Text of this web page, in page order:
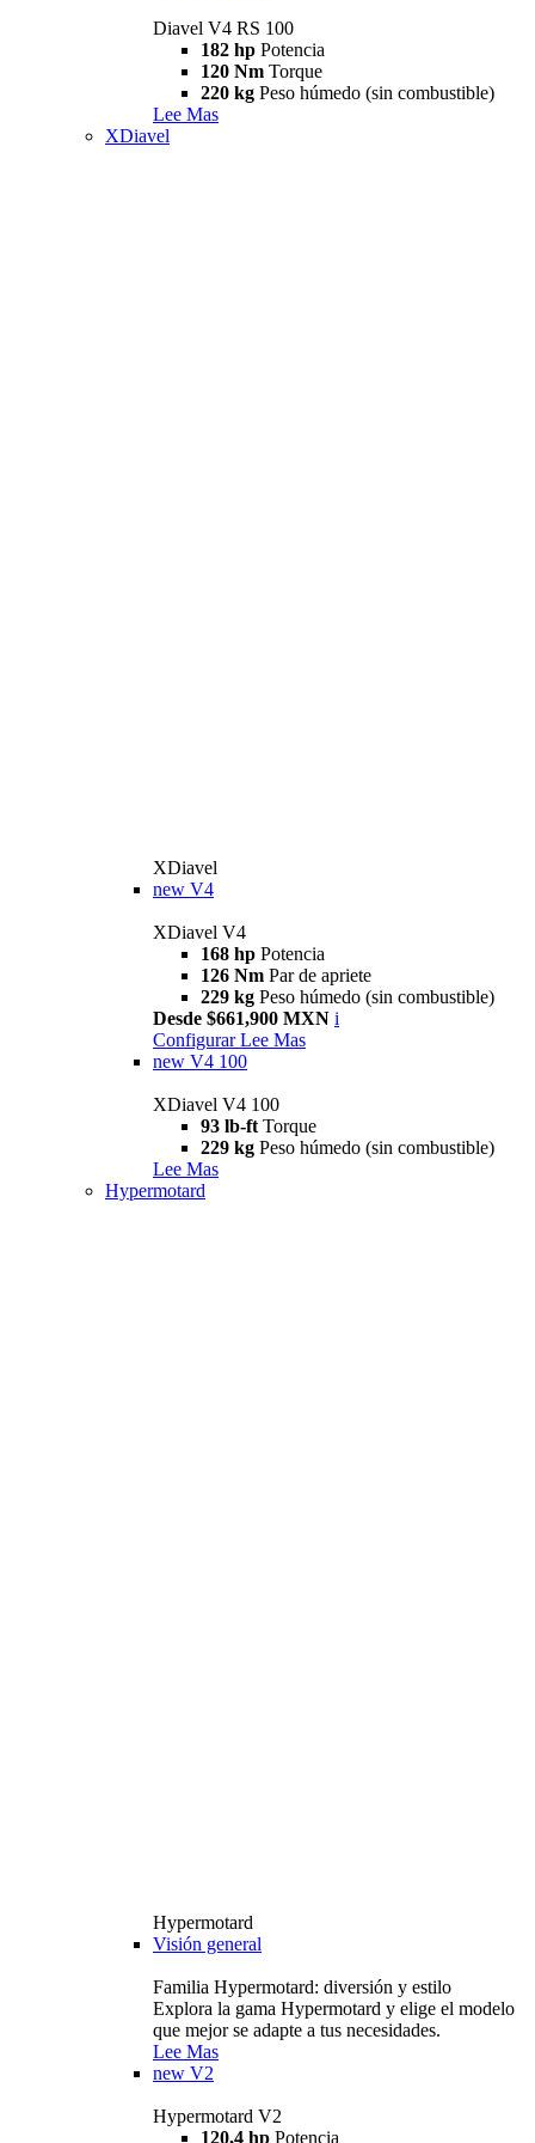
Diavel V4 RS 100
182 hp Potencia
120 Nm Torque
220 kg Peso húmedo (sin combustible)
Lee Mas
XDiavel
XDiavel
new V4
XDiavel V4
168 hp Potencia
126 Nm Par de apriete
229 kg Peso húmedo (sin combustible)
Desde $661,900 MXN i
Configurar Lee Mas
new V4 100
XDiavel V4 100
93 lb-ft Torque
229 kg Peso húmedo (sin combustible)
Lee Mas
Hypermotard
Hypermotard
Visión general
Familia Hypermotard: diversión y estilo
Explora la gama Hypermotard y elige el modelo
que mejor se adapte a tus necesidades.
Lee Mas
new V2
Hypermotard V2
120,4 hp Potencia